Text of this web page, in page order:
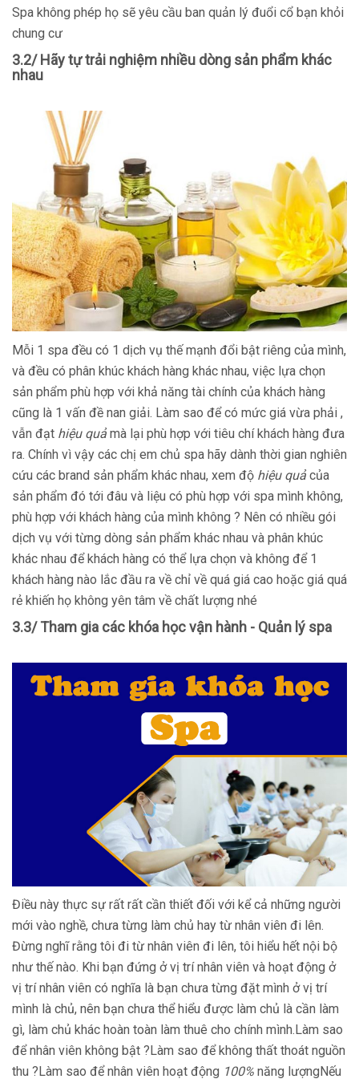
Spa không phép họ sẽ yêu cầu ban quản lý đuổi cổ bạn khỏi
chung cư
3.2/ Hãy tự trải nghiệm nhiều dòng sản phẩm khác
nhau
Mỗi 1 spa đều có 1 dịch vụ thế mạnh đổi bật riêng của mình,
và đều có phân khúc khách hàng khác nhau, việc lựa chọn
sản phẩm phù hợp với khả năng tài chính của khách hàng
cũng là 1 vấn đề nan giải. Làm sao để có mức giá vừa phải ,
vẫn đạt hiệu quả mà lại phù hợp với tiêu chí khách hàng đưa
ra. Chính vì vậy các chị em chủ spa hãy dành thời gian nghiên
cứu các brand sản phẩm khác nhau, xem độ hiệu quả của
sản phẩm đó tới đâu và liệu có phù hợp với spa mình không,
phù hợp với khách hàng của mình không ? Nên có nhiều gói
dịch vụ với từng dòng sản phẩm khác nhau và phân khúc
khác nhau để khách hàng có thể lựa chọn và không để 1
khách hàng nào lắc đầu ra về chỉ về quá giá cao hoặc giá quá
rẻ khiến họ không yên tâm về chất lượng nhé
3.3/ Tham gia các khóa học vận hành - Quản lý spa
Điều này thực sự rất rất cần thiết đối với kể cả những người
mới vào nghề, chưa từng làm chủ hay từ nhân viên đi lên.
Đừng nghĩ rằng tôi đi từ nhân viên đi lên, tôi hiểu hết nội bộ
như thế nào. Khi bạn đứng ở vị trí nhân viên và hoạt động ở
vị trí nhân viên có nghĩa là bạn chưa từng đặt mình ở vị trí
mình là chủ, nên bạn chưa thể hiểu được làm chủ là cần làm
gì, làm chủ khác hoàn toàn làm thuê cho chính mình.Làm sao
để nhân viên không bật ?Làm sao để không thất thoát nguồn
thu ?Làm sao để nhân viên hoạt động 100% năng lượngNếu